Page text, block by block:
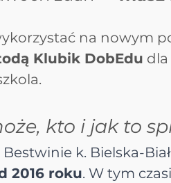
na nowym
Klubik DobEdu dla
kto i jak to
k. Bielska-
2016 roku. W tym